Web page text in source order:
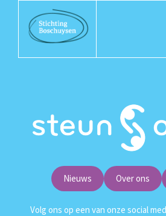
Nieuws Over ons
Volg ons op een van onze social